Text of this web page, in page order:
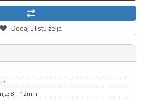
Dodaj u listu želja
8 - 12mm